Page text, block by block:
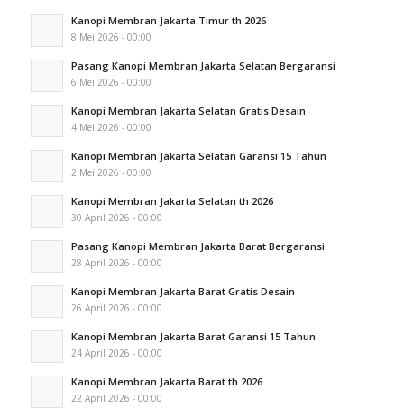
Kanopi Membran Jakarta Timur th 2026
8 Mei 2026 - 00:00
Pasang Kanopi Membran Jakarta Selatan Bergaransi
6 Mei 2026 - 00:00
Kanopi Membran Jakarta Selatan Gratis Desain
4 Mei 2026 - 00:00
Kanopi Membran Jakarta Selatan Garansi 15 Tahun
2 Mei 2026 - 00:00
Kanopi Membran Jakarta Selatan th 2026
30 April 2026 - 00:00
Pasang Kanopi Membran Jakarta Barat Bergaransi
28 April 2026 - 00:00
Kanopi Membran Jakarta Barat Gratis Desain
26 April 2026 - 00:00
Kanopi Membran Jakarta Barat Garansi 15 Tahun
24 April 2026 - 00:00
Kanopi Membran Jakarta Barat th 2026
22 April 2026 - 00:00